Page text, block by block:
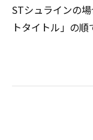
STシュラインの
トタイトル」の順